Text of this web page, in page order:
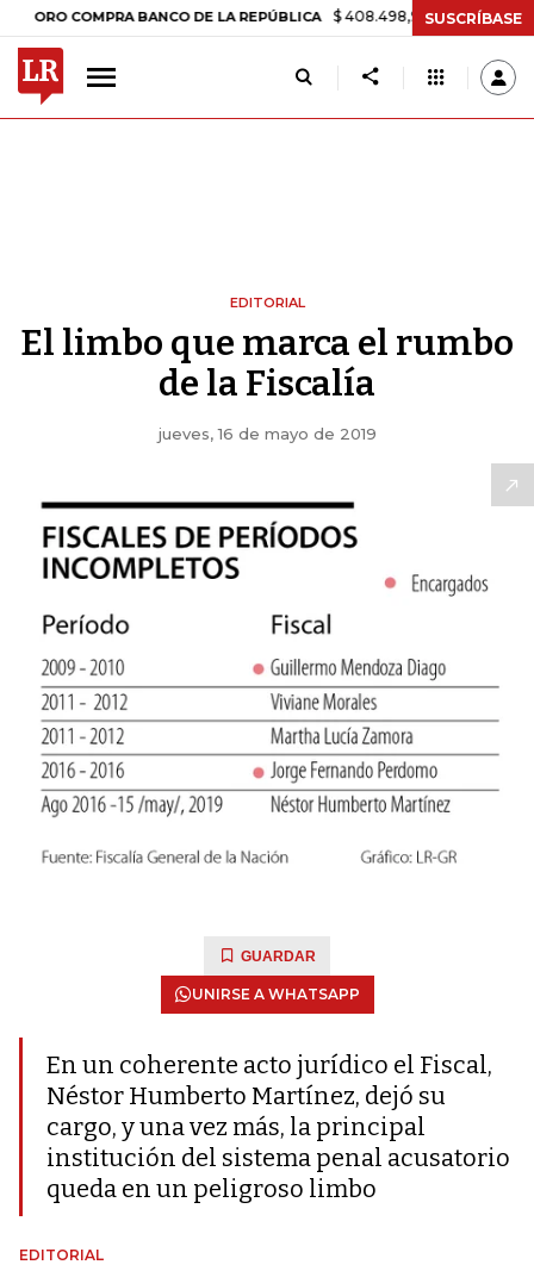
COMPRA BANCO DE LA REPÚBLICA $ 408.498,97 +$ 8.753,81 +2,19%
SUSCRÍBASE
EDITORIAL
El limbo que marca el rumbo
de la Fiscalía
jueves, 16 de mayo de 2019
GUARDAR
UNIRSE A WHATSAPP
En un coherente acto jurídico el Fiscal,
Néstor Humberto Martínez, dejó su
cargo, y una vez más, la principal
institución del sistema penal acusatorio
queda en un peligroso limbo
EDITORIAL